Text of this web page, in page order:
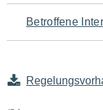
für
den
Betroffene